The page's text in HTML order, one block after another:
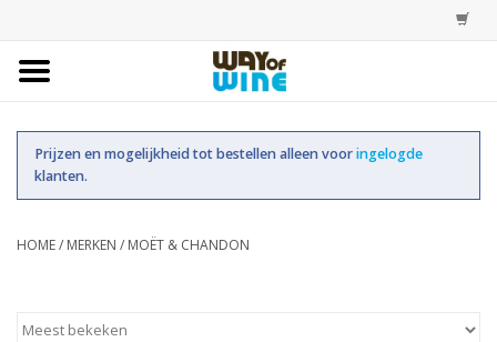
Bestellingen
Prijzen en mogelijkheid tot bestellen alleen vooringelogde
klanten.
HOME/ MERKEN / MOËT & CHANDON